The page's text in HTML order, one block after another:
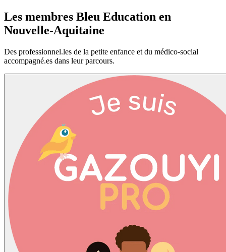
Les membres Bleu Education en
Nouvelle-Aquitaine
Des professionnel.les de la petite enfance et du médico-social
accompagné.es dans leur parcours.